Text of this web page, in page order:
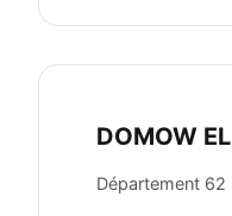
DOMOW
Département 62